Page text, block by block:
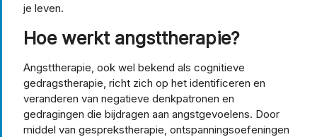
je leven.
Hoe werkt angsttherapie?
Angsttherapie, ook wel bekend als cognitieve
gedragstherapie, richt zich op het identificeren en
veranderen van negatieve denkpatronen en
gedragingen die bijdragen aan angstgevoelens. Door
middel van gesprekstherapie, ontspanningsoefeningen